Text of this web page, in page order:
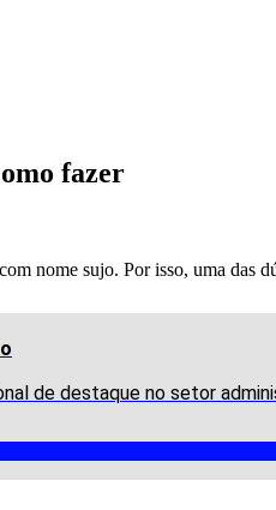
fazer
nome sujo. Por isso, uma das
de destaque no setor